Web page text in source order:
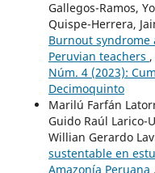
Gallegos-Ramos,
Quispe-Herrera,
Burnout
Peruvian teachers ,
Núm. 4 (2023):
Decimoquinto
Marilú Farfán
Guido Raúl Larico-
Willian Gerardo
sustentable en
Amazonía Peruana ,